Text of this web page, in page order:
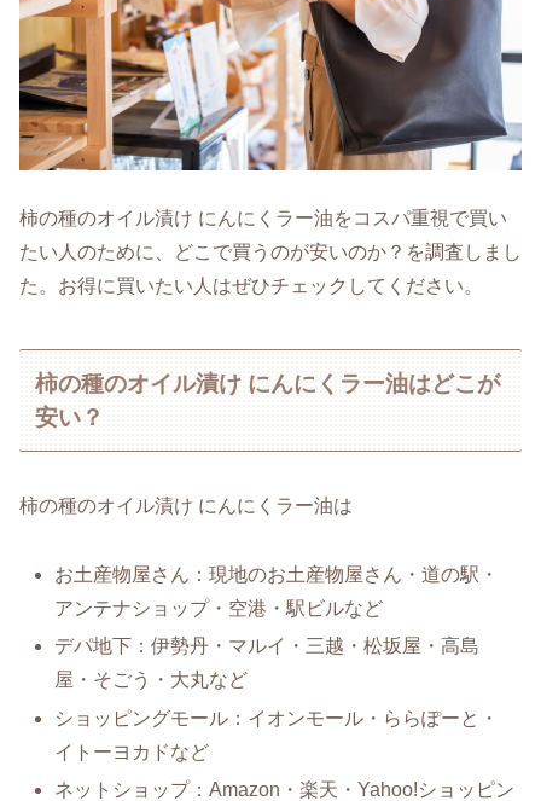
柿の種のオイル漬け にんにくラー油をコスパ重視で買い
たい人のために、どこで買うのが安いのか？を調査しまし
た。お得に買いたい人はぜひチェックしてください。
柿の種のオイル漬け にんにくラー油はどこが
安い？
柿の種のオイル漬け にんにくラー油は
お土産物屋さん：現地のお土産物屋さん・道の駅・
アンテナショップ・空港・駅ビルなど
デパ地下：伊勢丹・マルイ・三越・松坂屋・高島
屋・そごう・大丸など
ショッピングモール：イオンモール・ららぽーと・
イトーヨカドなど
ネットショップ：Amazon・楽天・Yahoo!ショッピン